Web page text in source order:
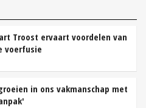
Troost ervaart voordelen van
voerfusie
in ons vakmanschap met